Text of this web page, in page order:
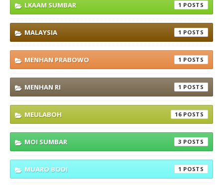
LKAAM SUMBAR 1
MALAYSIA 1
MENHAN PRABOWO 1
MENHAN RI 1
MEULABOH 16
MOI SUMBAR 3
MUARO BODI 1